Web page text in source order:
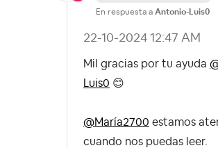
En respuesta a Antonio-Luis0
‎22-10-2024 12:47 AM
Mil gracias por tu ayuda
Luis0 😊
@María2700 estamos
cuando nos puedas leer.